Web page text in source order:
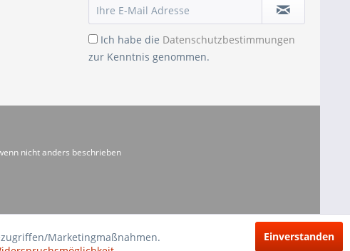
Ich habe die Datenschutzbestimmungen
zur Kenntnis genommen.
nicht anders beschrieben
Marketingmaßnahmen.
Einverstanden